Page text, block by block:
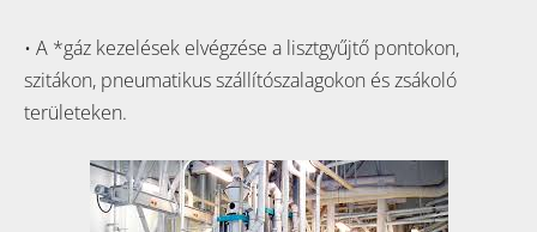
• A *gáz kezelések elvégzése a lisztgyűjtő pontokon,
szitákon, pneumatikus szállítószalagokon és zsákoló
területeken.